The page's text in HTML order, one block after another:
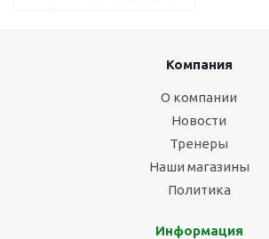
Компания
О компании
Новости
Тренеры
Наши магазины
Политика
Информация